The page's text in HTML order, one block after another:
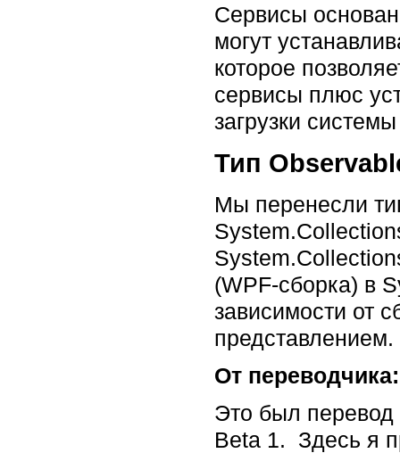
Сервисы
могут
которое
сервисы плюс
загрузки
Тип
Мы перенесли
(WPF-сборка) в
зависимости от
представлением.
От переводчика:
Это был перевод
Beta 1. Здесь я